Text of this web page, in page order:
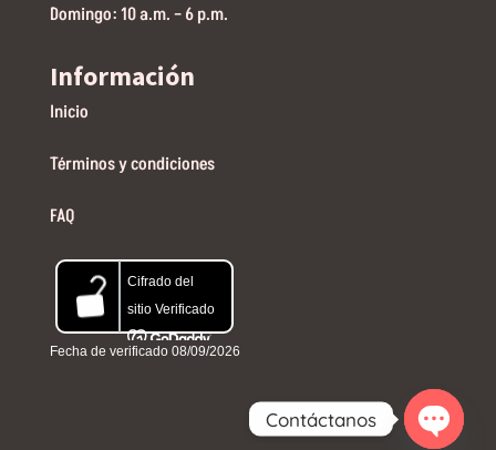
Domingo: 10 a.m. – 6 p.m.
Información
Inicio
Términos y condiciones
FAQ
Contáctanos